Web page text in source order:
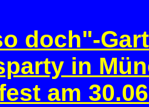
doch"-
in
am